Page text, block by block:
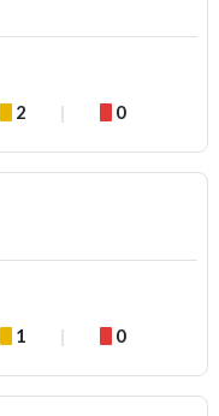
2 0
1 0